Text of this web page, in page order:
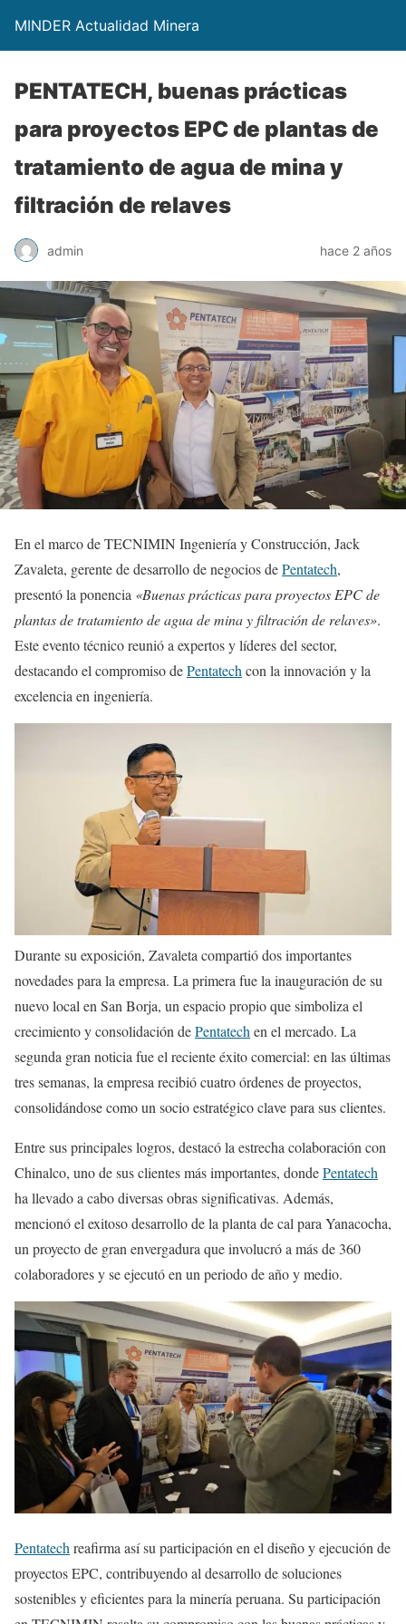
MINDER Actualidad Minera
PENTATECH, buenas prácticas
para proyectos EPC de plantas de
tratamiento de agua de mina y
filtración de relaves
admin hace 2 años
En el marco de TECNIMIN Ingeniería y Construcción, Jack
Zavaleta, gerente de desarrollo de negocios dePentatech,
presentó la ponencia «Buenas prácticas para proyectos EPC de
plantas de tratamiento de agua de mina y filtración de relaves».
Este evento técnico reunió a expertos y líderes del sector,
destacando el compromiso dePentatechcon la innovación y la
excelencia en ingeniería.
Durante su exposición, Zavaleta compartió dos importantes
novedades para la empresa. La primera fue la inauguración de su
nuevo local en San Borja, un espacio propio que simboliza el
crecimiento y consolidación dePentatech en el mercado. La
segunda gran noticia fue el reciente éxito comercial: en las últimas
tres semanas, la empresa recibió cuatro órdenes de proyectos,
consolidándose como un socio estratégico clave para sus clientes.
Entre sus principales logros, destacó la estrecha colaboración con
Chinalco, uno de sus clientes más importantes, dondePentatech
ha llevado a cabo diversas obras significativas. Además,
mencionó el exitoso desarrollo de la planta de cal para Yanacocha,
un proyecto de gran envergadura que involucró a más de 360
colaboradores y se ejecutó en un periodo de año y medio.
Pentatech reafirma así su participación en el diseño y ejecución de
proyectos EPC, contribuyendo al desarrollo de soluciones
sostenibles y eficientes para la minería peruana. Su participación